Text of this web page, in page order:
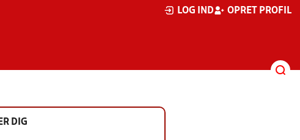
LOG IND OPRET PROFIL
DIG